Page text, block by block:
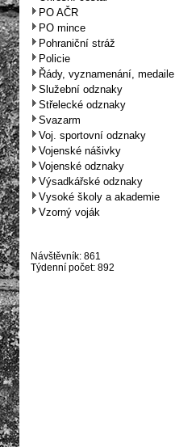
PO AČR
PO mince
Pohraniční stráž
Policie
Řády, vyznamenání, medaile
Služební odznaky
Střelecké odznaky
Svazarm
Voj. sportovní odznaky
Vojenské nášivky
Vojenské odznaky
Výsadkářské odznaky
Vysoké školy a akademie
Vzorný voják
Návštěvník: 861
Týdenní počet: 892